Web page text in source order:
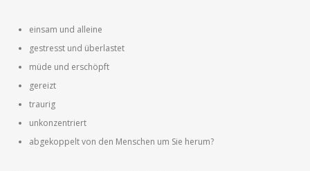
einsam und alleine
gestresst und überlastet
müde und erschöpft
gereizt
traurig
unkonzentriert
abgekoppelt von den Menschen um Sie herum?